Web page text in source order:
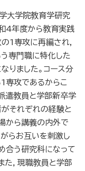
大学院教育学研究
4年度から教育実践
1専攻に再編され，
専門職に特化した
りました。コース分
専攻であるからこ
遣教員と学部新卒学
それぞれの経験と
から講義の内外で
らお互いを刺激し
合う研究科になって
た，現職教員と学部